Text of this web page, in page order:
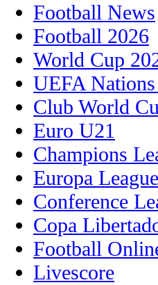
Football News
Football 2026
World Cup
UEFA
Club World
Euro U21
Champions
Europa League
Conference
Copa
Football
Livescore